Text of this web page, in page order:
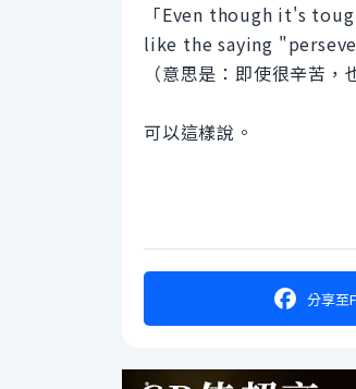
「Even though it's
like the saying
（意思是：即使很辛苦
可以這樣說。
分享至